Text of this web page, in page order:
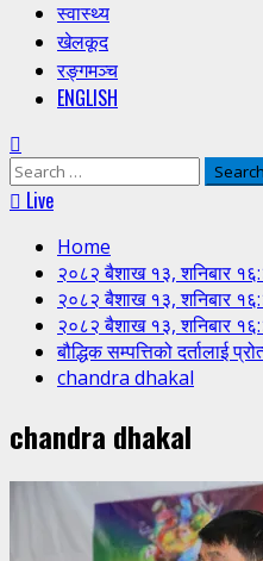
स्वास्थ्य
खेलकूद
रङ्गमञ्च
ENGLISH
Search
for:Live
Home
२०८२ बैशाख १३, शनिबार
२०८२ बैशाख १३, शनिबार
२०८२ बैशाख १३, शनिबार
बौद्धिक सम्पत्तिको दर्तालाई
chandra dhakal
chandra dhakal